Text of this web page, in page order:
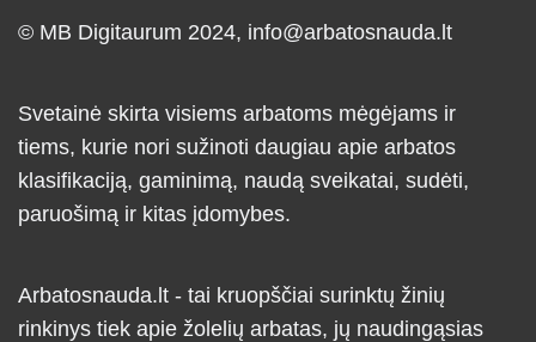
© MB Digitaurum 2024, info@arbatosnauda.lt
Svetainė skirta visiems arbatoms mėgėjams ir
tiems, kurie nori sužinoti daugiau apie arbatos
klasifikaciją, gaminimą, naudą sveikatai, sudėti,
paruošimą ir kitas įdomybes.
Arbatosnauda.lt - tai kruopščiai surinktų žinių
rinkinys tiek apie žolelių arbatas, jų naudingąsias